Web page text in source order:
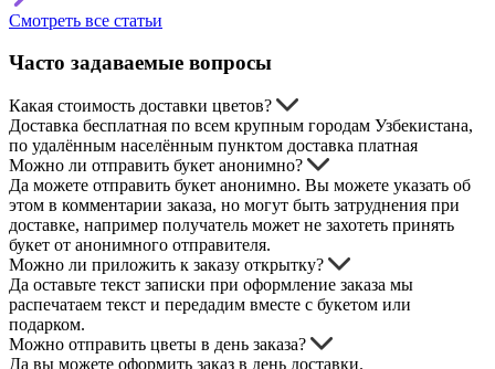
Смотреть все статьи
Часто задаваемые вопросы
Какая стоимость доставки цветов?
Доставка бесплатная по всем крупным городам Узбекистана,
по удалённым населённым пунктом доставка платная
Можно ли отправить букет анонимно?
Да можете отправить букет анонимно. Вы можете указать об
этом в комментарии заказа, но могут быть затруднения при
доставке, например получатель может не захотеть принять
букет от анонимного отправителя.
Можно ли приложить к заказу открытку?
Да оставьте текст записки при оформление заказа мы
распечатаем текст и передадим вместе с букетом или
подарком.
Можно отправить цветы в день заказа?
Да вы можете оформить заказ в день доставки.